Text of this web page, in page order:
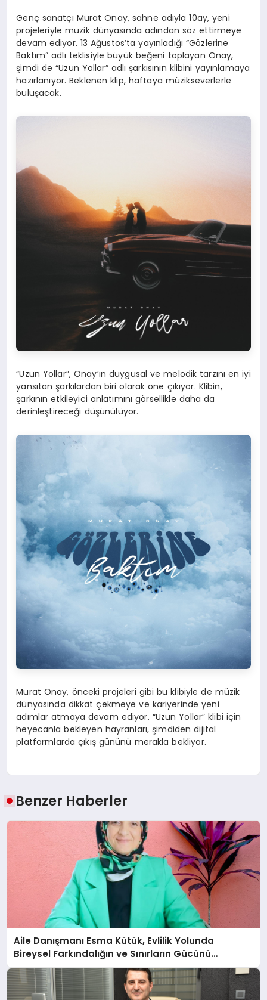
Genç sanatçı Murat Onay, sahne adıyla 10ay, yeni
projeleriyle müzik dünyasında adından söz ettirmeye
devam ediyor. 13 Ağustos’ta yayınladığı “Gözlerine
Baktım” adlı teklisiyle büyük beğeni toplayan Onay,
şimdi de “Uzun Yollar” adlı şarkısının klibini yayınlamaya
hazırlanıyor. Beklenen klip, haftaya müzikseverlerle
buluşacak.
“Uzun Yollar”, Onay’ın duygusal ve melodik tarzını en iyi
yansıtan şarkılardan biri olarak öne çıkıyor. Klibin,
şarkının etkileyici anlatımını görsellikle daha da
derinleştireceği düşünülüyor.
Murat Onay, önceki projeleri gibi bu klibiyle de müzik
dünyasında dikkat çekmeye ve kariyerinde yeni
adımlar atmaya devam ediyor. “Uzun Yollar” klibi için
heyecanla bekleyen hayranları, şimdiden dijital
platformlarda çıkış gününü merakla bekliyor.
Benzer Haberler
Aile Danışmanı Esma Kütük, Evlilik Yolunda
Bireysel Farkındalığın ve Sınırların Gücünü
Anlatıyor